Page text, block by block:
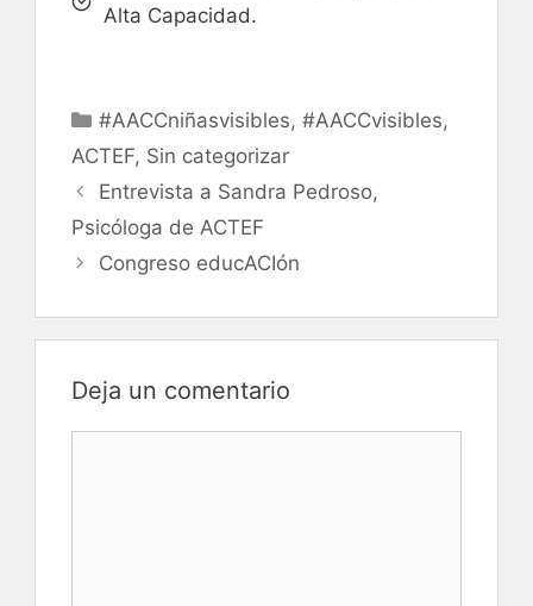
Alta Capacidad.
Categorías
#AACCniñasvisibles,#AACCvisibles,
ACTEF, Sin categorizar
Entrevista a Sandra Pedroso,
Psicóloga de ACTEF
Congreso educACIón
Deja un comentario